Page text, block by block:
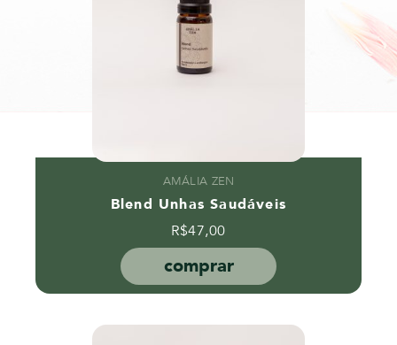
AMÁLIA ZEN
Blend Unhas Saudáveis
R$47,00
comprar